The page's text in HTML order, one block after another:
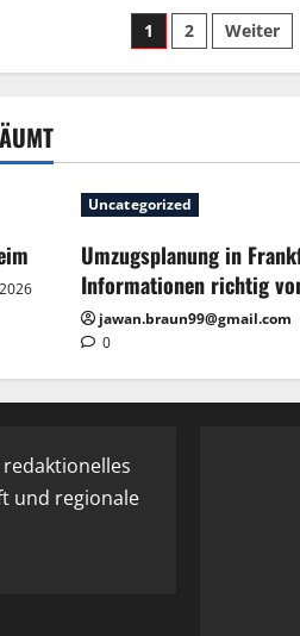
der
1 2 Weiter
Uncategorized
Umzugsplanung in
Informationen richtig
jawan.braun99@gmail.com
0
und regionale